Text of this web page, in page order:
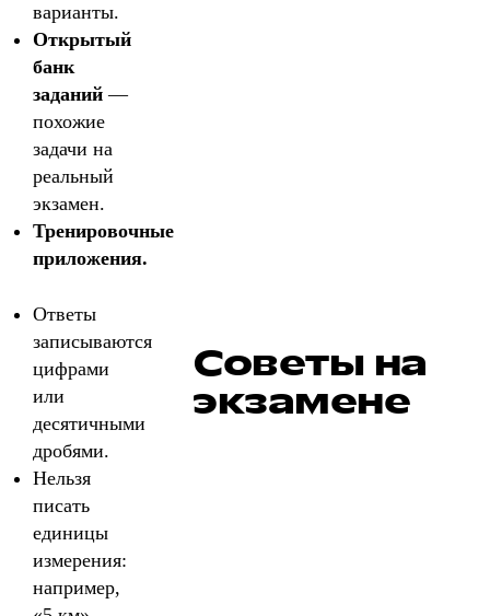
варианты.
Открытый
банк
заданий —
похожие
задачи на
реальный
экзамен.
Тренировочные
приложения.
Ответы
записываются
цифрами
или
десятичными
дробями.
Нельзя
писать
единицы
измерения:
например,
Советы на
экзамене